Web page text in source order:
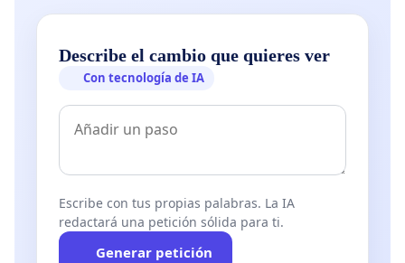
Describe el cambio que quieres ver
Con tecnología de IA
Escribe con tus propias palabras. La IA
redactará una petición sólida para ti.
Generar petición